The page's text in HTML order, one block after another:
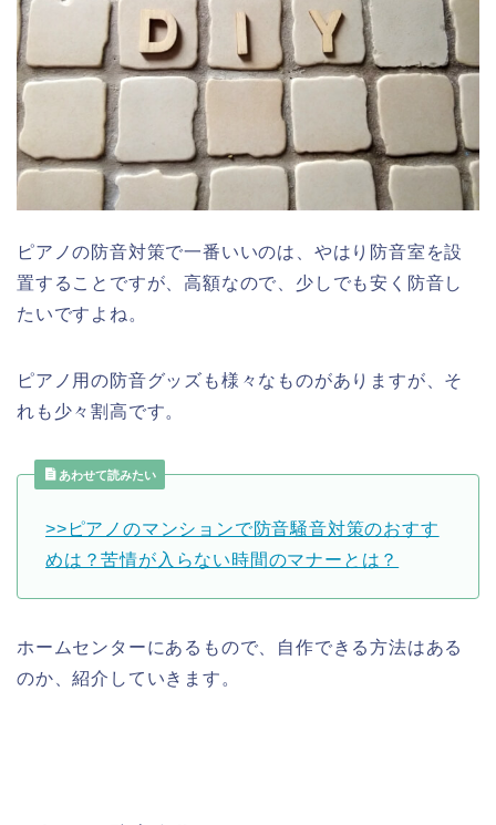
ピアノの防音対策で一番いいのは、やはり防音室を設
置することですが、高額なので、少しでも安く防音し
たいですよね。
ピアノ用の防音グッズも様々なものがありますが、そ
れも少々割高です。
あわせて読みたい
>>ピアノのマンションで防音騒音対策のおすす
めは？苦情が入らない時間のマナーとは？
ホームセンターにあるもので、自作できる方法はある
のか、紹介していきます。